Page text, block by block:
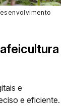
e
e eficiente.